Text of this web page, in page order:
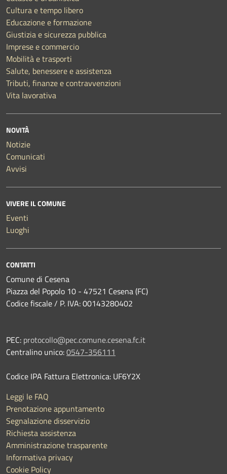
Cultura e tempo libero
Educazione e formazione
Giustizia e sicurezza pubblica
Imprese e commercio
Mobilità e trasporti
Salute, benessere e assistenza
Tributi, finanze e contravvenzioni
Vita lavorativa
NOVITÀ
Notizie
Comunicati
Avvisi
VIVERE IL COMUNE
Eventi
Luoghi
CONTATTI
Comune di Cesena
Piazza del Popolo 10 - 47521 Cesena (FC)
Codice fiscale / P. IVA: 00143280402
PEC: protocollo@pec.comune.cesena.fc.it
Centralino unico:0547-356111
Codice IPA Fattura Elettronica: UF6Y2X
Leggi le FAQ
Prenotazione appuntamento
Segnalazione disservizio
Richiesta assistenza
Amministrazione trasparente
Informativa privacy
Cookie Policy